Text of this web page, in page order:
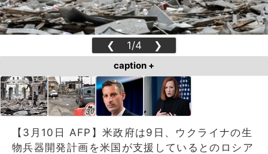
❮ 1/4 ❯
caption +
【3月10日 AFP】米政府は9日、ウクライナの生
物兵器開発計画を米国が支援しているとのロシア